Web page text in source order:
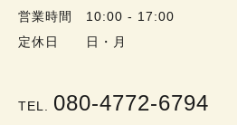
営業時間 10:00 - 17:00
定休日 日・月
TEL. 080-4772-6794